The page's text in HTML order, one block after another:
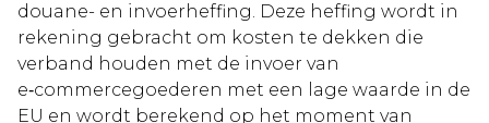
douane- en invoerheffing. Deze heffing wordt in
rekening gebracht om kosten te dekken die
verband houden met de invoer van
e‑commercegoederen met een lage waarde in de
EU en wordt berekend op het moment van